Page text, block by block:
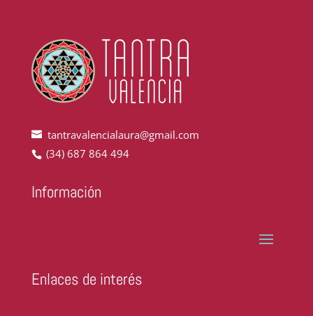
tantravalencialaura@gmail.com
(34) 687 864 494
Información
Enlaces de interés